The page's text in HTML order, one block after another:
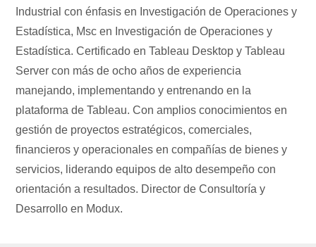
Industrial con énfasis en Investigación de Operaciones y
Estadística, Msc en Investigación de Operaciones y
Estadística. Certificado en Tableau Desktop y Tableau
Server con más de ocho años de experiencia
manejando, implementando y entrenando en la
plataforma de Tableau. Con amplios conocimientos en
gestión de proyectos estratégicos, comerciales,
financieros y operacionales en compañías de bienes y
servicios, liderando equipos de alto desempeño con
orientación a resultados. Director de Consultoría y
Desarrollo en Modux.